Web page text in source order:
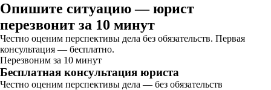
Опишите ситуацию — юрист
перезвонит за 10 минут
Честно оценим перспективы дела без обязательств. Первая
консультация — бесплатно.
Перезвоним за 10 минут
Бесплатная консультация юриста
Честно оценим перспективы дела — без обязательств